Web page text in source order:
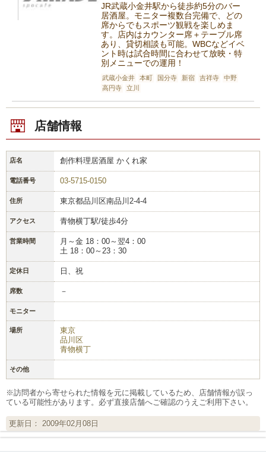
JR武蔵小金井駅から徒歩約5分のバー
居酒屋。モニター複数台完備で、どの
席からでもスポーツ観戦を楽しめま
す。店内はカウンター席＋テーブル席
あり、貸切相談も可能。WBCなどイベ
ント時は試合時間に合わせて放映・特
別メニューでの運用！
武蔵小金井 本町 国分寺 新宿 吉祥寺
中野
高円寺
立川
店舗情報
店名 創作料理居酒屋 かくれ家
電話番号 03-5715-0150
住所 東京都品川区南品川2-4-4
アクセス 青物横丁駅/徒歩4分
営業時間
月～金 18：00～翌4：00
土 18：00～23：30
定休日 日、祝
席数 －
モニター
場所
東京
品川区
青物横丁
その他
※訪問者から寄せられた情報を元に掲載しているため、店舗情報が誤っ
ている可能性があります。必ず直接店舗へご確認のうえご利用下さい。
更新日： 2009年02月08日